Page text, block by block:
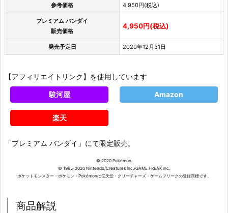
参考価格 4,950円(税込)
プレミアム バンダイ
販売価格
4,950円(税込)
発売予定日 2020年12月31日
【アフィリエイトリンク】を使用しています
駿河屋 Amazon
楽天
「プレミアム バンダイ」にて限定販売。
© 2020 Pokemon.
© 1995-2020 Nintendo/Creatures Inc./GAME FREAK inc.
ポケットモンスター・ポケモン・Pokémonは任天堂・クリーチャーズ・ゲームフリークの登録商標です。
商品解説